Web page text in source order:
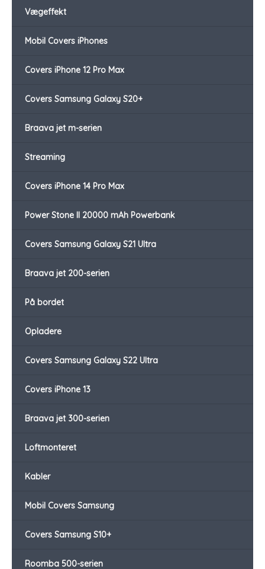
Vægeffekt
Mobil Covers iPhones
Covers iPhone 12 Pro Max
Covers Samsung Galaxy S20+
Braava jet m-serien
Streaming
Covers iPhone 14 Pro Max
Power Stone II 20000 mAh Powerbank
Covers Samsung Galaxy S21 Ultra
Braava jet 200-serien
På bordet
Opladere
Covers Samsung Galaxy S22 Ultra
Covers iPhone 13
Braava jet 300-serien
Loftmonteret
Kabler
Mobil Covers Samsung
Covers Samsung S10+
Roomba 500-serien